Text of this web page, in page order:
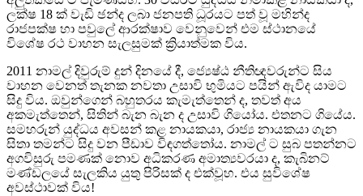
ලක්ෂ 18 ක් වැඩි ඡන්ද ලබා ජනපති ධූරයට පත් වූ මහින්ද
රාජපක්ෂ හා පවුලේ ආරක්ෂාව වෙනුවෙන් එම ස්ථානයේ
විශේෂ රථ වාහන සැලසුමක් ක්‍රියාත්මක විය.
2011 නාමල් දිවුරුම් දුන් දිනයේ දී, ජ්‍යෙෂ්ඨ නීතිඥවරුන්ට සිය
වාහන වෙනත් තැනක නවතා උසාවි භුමියට පයින් ඇවිද යාමට
සිදු විය. ඔවුන්ගෙන් බහුතරය කැමැත්තෙන් ද, තවත් අය
අකමැත්තෙන්, සිතින් බැන බැන ද උසාවි ගියෝය. එතනට ගියේය.
සමහරුන් යුද්ධය අවසන් කළ නායකයා, රාජ්‍ය නායකයා ගැන
සිතා තමන්ට සිදු වන පීඩාව විඳගත්තෝය. නාමල් ට සුබ පතන්නට
අගවිසුරු පමණක් නොව අධිකරණ අමාත්‍යවරයා ද, කැබිනට්
මණ්ඩලයේ සැලකිය යුතු පිරිසක් ද එක්වූහ. එය සුවිශේෂ
අවස්ථාවක් විය!